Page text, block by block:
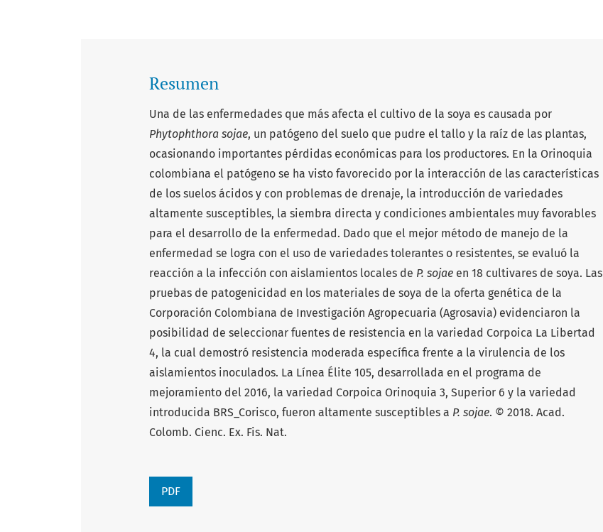
Resumen
Una de las enfermedades que más afecta el cultivo de la soya es causada por
Phytophthora sojae, un patógeno del suelo que pudre el tallo y la raíz de las plantas,
ocasionando importantes pérdidas económicas para los productores. En la Orinoquia
colombiana el patógeno se ha visto favorecido por la interacción de las características
de los suelos ácidos y con problemas de drenaje, la introducción de variedades
altamente susceptibles, la siembra directa y condiciones ambientales muy favorables
para el desarrollo de la enfermedad. Dado que el mejor método de manejo de la
enfermedad se logra con el uso de variedades tolerantes o resistentes, se evaluó la
reacción a la infección con aislamientos locales de P. sojae en 18 cultivares de soya. Las
pruebas de patogenicidad en los materiales de soya de la oferta genética de la
Corporación Colombiana de Investigación Agropecuaria (Agrosavia) evidenciaron la
posibilidad de seleccionar fuentes de resistencia en la variedad Corpoica La Libertad
4, la cual demostró resistencia moderada específica frente a la virulencia de los
aislamientos inoculados. La Línea Élite 105, desarrollada en el programa de
mejoramiento del 2016, la variedad Corpoica Orinoquia 3, Superior 6 y la variedad
introducida BRS_Corisco, fueron altamente susceptibles a P. sojae. © 2018. Acad.
Colomb. Cienc. Ex. Fis. Nat.
PDF